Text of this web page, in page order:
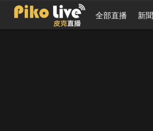
全部直播 新聞